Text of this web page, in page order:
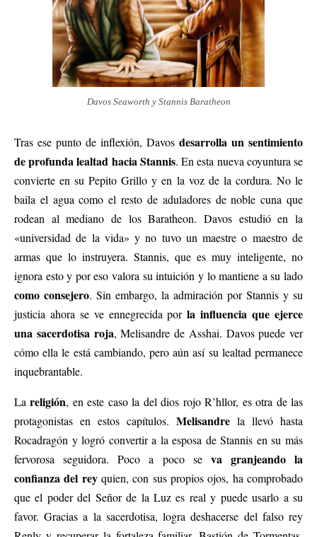
Davos Seaworth y Stannis Baratheon
Tras ese punto de inflexión, Davos desarrolla un sentimiento
de profunda lealtad hacia Stannis. En esta nueva coyuntura se
convierte en su Pepito Grillo y en la voz de la cordura. No le
baila el agua como el resto de aduladores de noble cuna que
rodean al mediano de los Baratheon. Davos estudió en la
«universidad de la vida» y no tuvo un maestre o maestro de
armas que lo instruyera. Stannis, que es muy inteligente, no
ignora esto y por eso valora su intuición y lo mantiene a su lado
como consejero. Sin embargo, la admiración por Stannis y su
justicia ahora se ve ennegrecida porla influencia que ejerce
una sacerdotisa roja, Melisandre de Asshai. Davos puede ver
cómo ella le está cambiando, pero aún así su lealtad permanece
inquebrantable.
Lareligión, en este caso la del dios rojo R’hllor, es otra de las
protagonistas en estos capítulos. Melisandre la llevó hasta
Rocadragón y logró convertir a la esposa de Stannis en su más
fervorosa seguidora. Poco a poco se va granjeando la
confianza del reyquien, con sus propios ojos, ha comprobado
que el poder del Señor de la Luz es real y puede usarlo a su
favor. Gracias a la sacerdotisa, logra deshacerse del falso rey